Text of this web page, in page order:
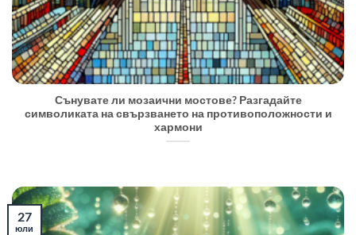
Сънувате ли мозаични мостове? Разгадайте
символиката на свързването на противоположности и
хармони
27
юли